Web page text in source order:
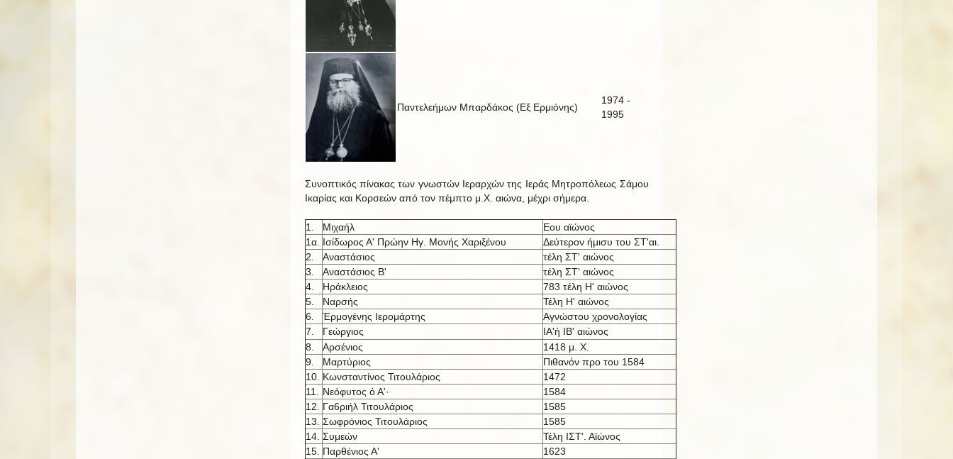
Παντελεήμων Μπαρδάκος (Εξ Ερμιόνης)
1974 -
1995
Συνοπτικός πίνακας των γνωστών Ιεραρχών της Ιεράς Μητροπόλεως Σάμου
Ικαρίας και Κορσεών από τον πέμπτο μ.Χ. αιώνα, μέχρι σήμερα.
1. Μιχαήλ
Εου αϊώνος
1α. Ισίδωρος Α' Πρώην Ηγ. Μονής Χαριξένου
Δεύτερον ήμισυ του ΣΤ'αι.
2.
Αναστάσιος
τέλη ΣΤ' αιώνος
3.
Αναστάσιος Β'
τέλη ΣΤ' αιώνος
4.
Ηράκλειος
783 τέλη Η' αιώνος
5.
Ναρσής
Τέλη Η' αιώνος
6.
Έρμογένης Ιερομάρτης
Αγνώστου χρονολογίας
7.
Γεώργιος ΙΑ'ή IB' αιώνος
8.
Αρσένιος
1418 μ. X.
9.
Μαρτύριος
Πιθανόν προ του 1584
10. Κωνσταντίνος Τιτουλάριος
1472
11.
Νεόφυτος ό Α'·
1584
12.
Γα6ριήλ Τιτουλάριος
1585
13. Σωφρόνιος Τιτουλάριος
1585
14. Συμεών
Τέλη ΙΣΤ'. Αϊώνος
15. Παρθένιος Α'
1623